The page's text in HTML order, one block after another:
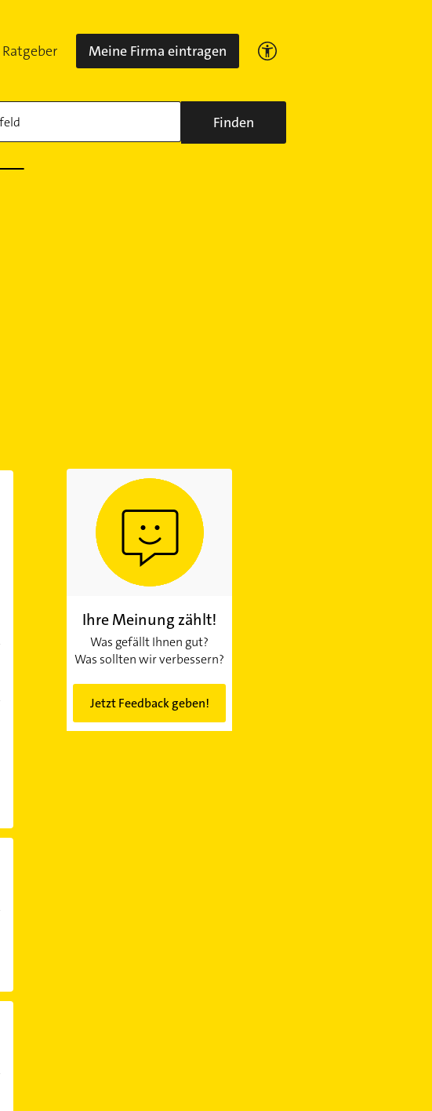
Ratgeber Meine Firma eintragen
Finden
Ihre Meinung zählt!
Was gefällt Ihnen gut?
Was sollten wir verbessern?
Jetzt Feedback geben!